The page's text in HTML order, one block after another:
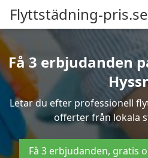
Flyttstädning-pris.se
Få 3 erbjudanden
Letar du efter professionell
offerter från lokala
Få 3 erbjudanden, gratis